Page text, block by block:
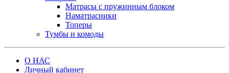
Матрасы с пружинным блоком
Наматрасники
Топеры
Тумбы и комоды
О НАС
Личный кабинет